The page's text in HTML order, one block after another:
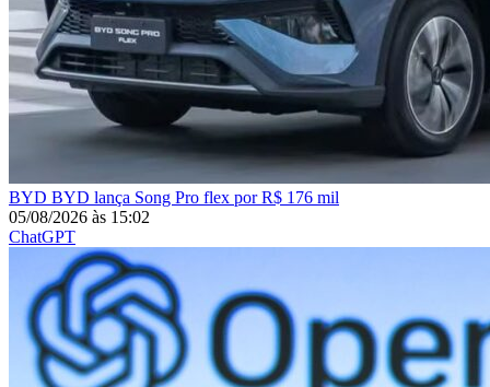
BYD BYD lança Song Pro flex por R$ 176 mil
05/08/2026 às 15:02
ChatGPT